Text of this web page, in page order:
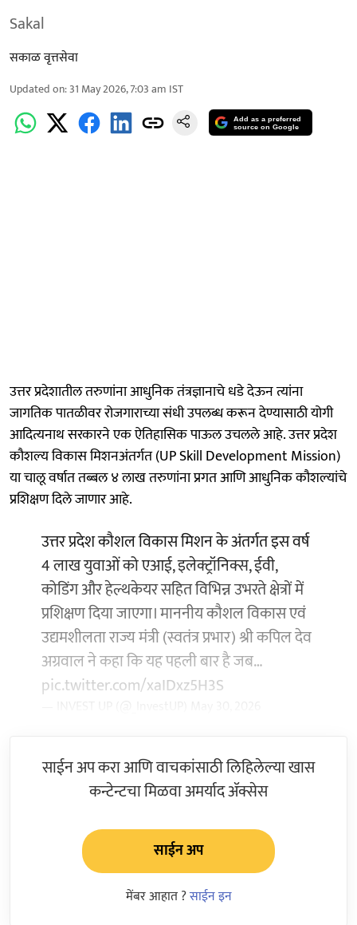
Sakal
सकाळ वृत्तसेवा
Updated on:31 May 2026, 7:03 am IST
Add as a preferred
source on Google
उत्तर प्रदेशातील तरुणांना आधुनिक तंत्रज्ञानाचे धडे देऊन त्यांना
जागतिक पातळीवर रोजगाराच्या संधी उपलब्ध करून देण्यासाठी योगी
आदित्यनाथ सरकारने एक ऐतिहासिक पाऊल उचलले आहे. उत्तर प्रदेश
कौशल्य विकास मिशनअंतर्गत (UP Skill Development Mission)
या चालू वर्षात तब्बल ४ लाख तरुणांना प्रगत आणि आधुनिक कौशल्यांचे
प्रशिक्षण दिले जाणार आहे.
उत्तर प्रदेश कौशल विकास मिशन के अंतर्गत इस वर्ष
4 लाख युवाओं को एआई, इलेक्ट्रॉनिक्स, ईवी,
कोडिंग और हेल्थकेयर सहित विभिन्न उभरते क्षेत्रों में
प्रशिक्षण दिया जाएगा। माननीय कौशल विकास एवं
उद्यमशीलता राज्य मंत्री (स्वतंत्र प्रभार) श्री कपिल देव
अग्रवाल ने कहा कि यह पहली बार है जब…
pic.twitter.com/xaIDxz5H3S
साईन अप करा आणि वाचकांसाठी लिहिलेल्या खास
कन्टेन्टचा मिळवा अमर्याद ॲक्सेस
साईन अप
मेंबर आहात ?साईन इन